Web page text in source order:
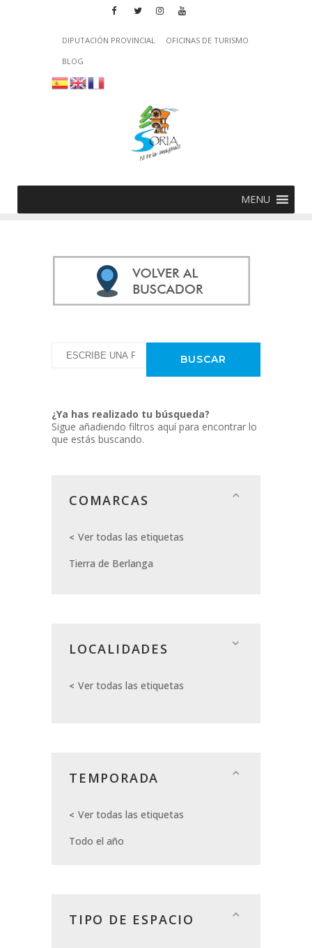
DIPUTACIÓN PROVINCIAL
OFICINAS DE TURISMO
BLOG
MENU
¿Ya has realizado tu búsqueda?
Sigue añadiendo filtros aquí para encontrar lo
que estás buscando.
COMARCAS
Ver todas las etiquetas
Tierra de Berlanga
LOCALIDADES
Ver todas las etiquetas
TEMPORADA
Ver todas las etiquetas
Todo el año
TIPO DE ESPACIO